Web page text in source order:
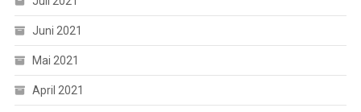
Juni 2021
Mai 2021
April 2021